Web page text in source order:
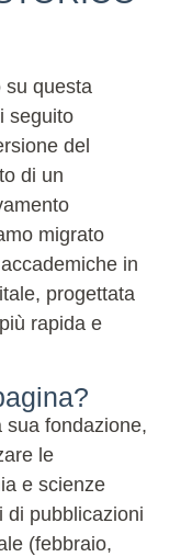
su questa
seguito
del
di un
migrato
in
progettata
rapida e
sua fondazione,
le
e scienze
di pubblicazioni
(febbraio,